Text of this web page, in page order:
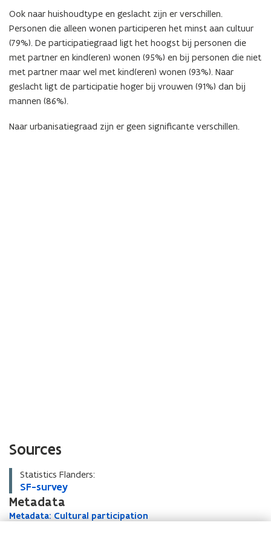
Ook naar huishoudtype en geslacht zijn er verschillen.
Personen die alleen wonen participeren het minst aan cultuur
(79%). De participatiegraad ligt het hoogst bij personen die
met partner en kind(eren) wonen (95%) en bij personen die niet
met partner maar wel met kind(eren) wonen (93%). Naar
geslacht ligt de participatie hoger bij vrouwen (91%) dan bij
mannen (86%).
Naar urbanisatiegraad zijn er geen significante verschillen.
Sources
Statistics Flanders:
S
F
-
s
SF-survey
S
F
-
s
Metadata
M
Metadata: Cultural participation
M